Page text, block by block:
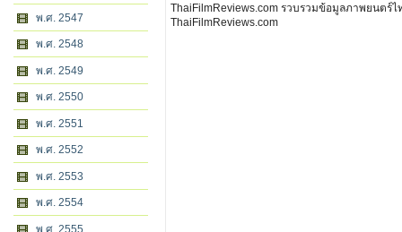
พ.ศ. 2547
พ.ศ. 2548
พ.ศ. 2549
พ.ศ. 2550
พ.ศ. 2551
พ.ศ. 2552
พ.ศ. 2553
พ.ศ. 2554
พ.ศ. 2555
ThaiFilmReviews.com รวบรวมข้อมูลภาพยนตร์
ThaiFilmReviews.com